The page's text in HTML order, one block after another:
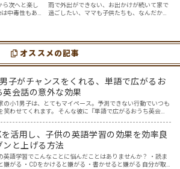
語動画５
ら次へと楽し
中毒性もあ
ガを楽しめる「youtube動画」
７選
雨で外出ができない、お出かけが続いて家で
過ごしたい、ママも子供たちも、なんだか疲
スメの「youtube動画」を紹介します…
オススメの記事
子がチャンスをくれる、単語で広がるお
英会話の意外な効果
の小1男子は、とてもマイペース。予測できない行動でいつも
笑わせてくれます。 そんな彼に『単語で広がるおうち英会
を活用し、子供の英語学習の効果を効率良
ンと上げる方法
英語学習でこんなことに悩んだことはありませんか？ ・読ま
嫌がる ・CDをかけると嫌がる ・書かせると嫌がる 自分が取